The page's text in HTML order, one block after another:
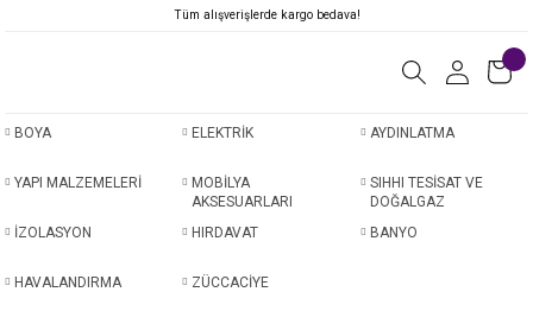
Tüm alışverişlerde kargo bedava!
BOYA ELEKTRİK AYDINLATMA
YAPI MALZEMELERİ
MOBİLYA
AKSESUARLARI
SIHHI TESİSAT VE
DOĞALGAZ
İZOLASYON
HIRDAVAT BANYO
HAVALANDIRMA ZÜCCACİYE